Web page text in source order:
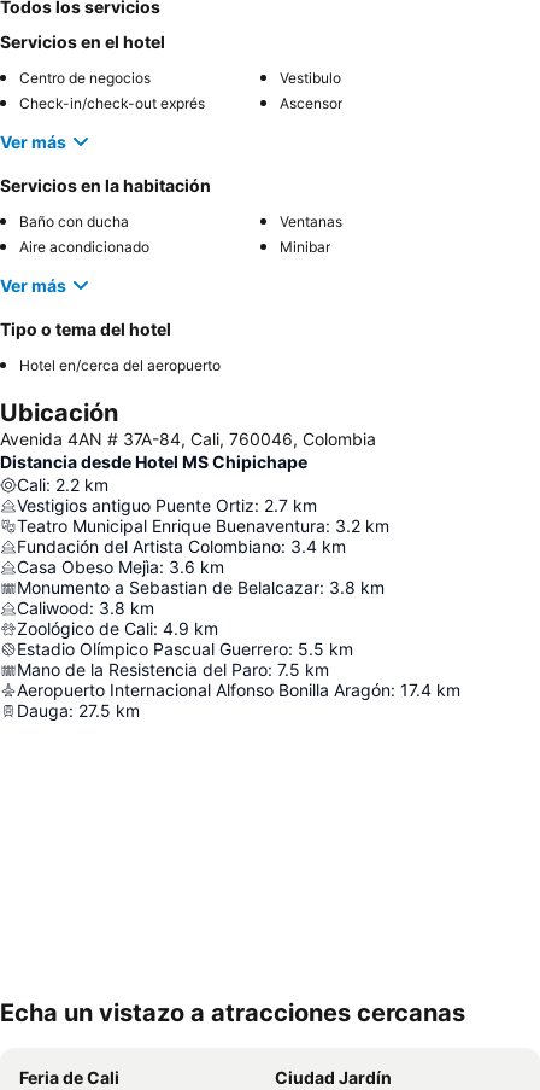
Todos los servicios
Servicios en el hotel
Centro de negocios
Vestibulo
Check-in/check-out exprés
Ascensor
Ver más
Servicios en la habitación
Baño con ducha
Ventanas
Aire acondicionado
Minibar
Ver más
Tipo o tema del hotel
Hotel en/cerca del aeropuerto
Ubicación
Avenida 4AN # 37A-84, Cali, 760046, Colombia
Distancia desde Hotel MS Chipichape
Cali: 2.2 km
Vestigios antiguo Puente Ortiz: 2.7 km
Teatro Municipal Enrique Buenaventura: 3.2 km
Fundación del Artista Colombiano: 3.4 km
Casa Obeso Mejìa: 3.6 km
Monumento a Sebastian de Belalcazar: 3.8 km
Caliwood: 3.8 km
Zoológico de Cali: 4.9 km
Estadio Olímpico Pascual Guerrero: 5.5 km
Mano de la Resistencia del Paro: 7.5 km
Aeropuerto Internacional Alfonso Bonilla Aragón: 17.4 km
Dauga: 27.5 km
Echa un vistazo a atracciones cercanas
Feria de Cali
Ciudad Jardín